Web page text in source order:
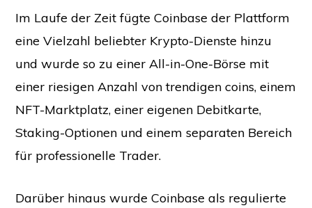
Im Laufe der Zeit fügte Coinbase der Plattform
eine Vielzahl beliebter Krypto-Dienste hinzu
und wurde so zu einer All-in-One-Börse mit
einer riesigen Anzahl von trendigen coins, einem
NFT-Marktplatz, einer eigenen Debitkarte,
Staking-Optionen und einem separaten Bereich
für professionelle Trader.
Darüber hinaus wurde Coinbase als regulierte